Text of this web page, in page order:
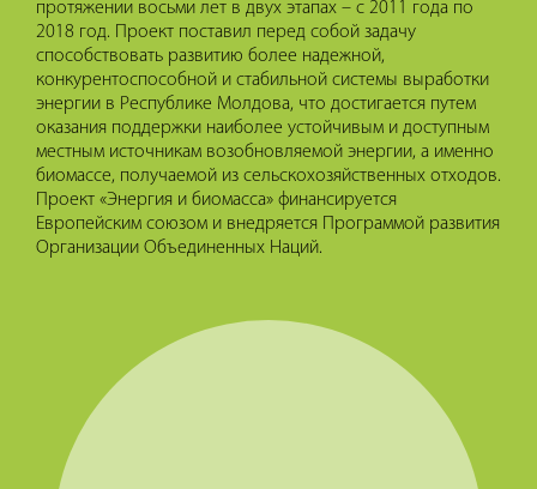
протяжении восьми лет в двух этапах – с 2011 года по
2018 год. Проект поставил перед собой задачу
способствовать развитию более надежной,
конкурентоспособной и стабильной системы выработки
энергии в Республике Молдова, что достигается путем
оказания поддержки наиболее устойчивым и доступным
местным источникам возобновляемой энергии, а именно
биомассе, получаемой из сельскохозяйственных отходов.
Проект «Энергия и биомасса» финансируется
Европейским союзом и внедряется Программой развития
Организации Объединенных Наций.